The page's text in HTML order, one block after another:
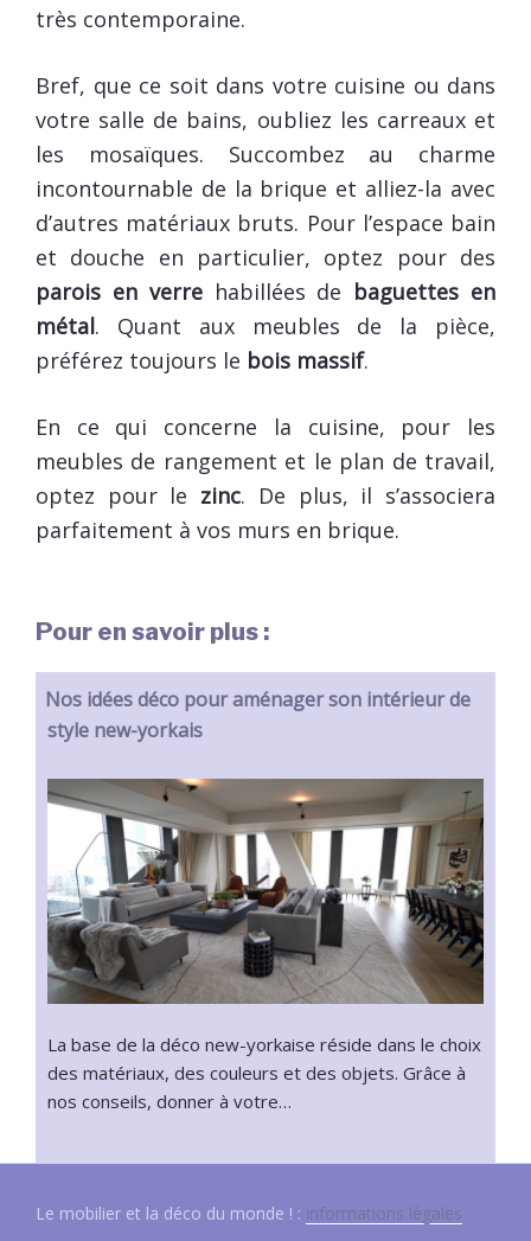
très contemporaine.
Bref, que ce soit dans votre cuisine ou dans
votre salle de bains, oubliez les carreaux et
les mosaïques. Succombez au charme
incontournable de la brique et alliez-la avec
d’autres matériaux bruts. Pour l’espace bain
et douche en particulier, optez pour des
parois en verrehabillées de baguettes en
métal. Quant aux meubles de la pièce,
préférez toujours le bois massif.
En ce qui concerne la cuisine, pour les
meubles de rangement et le plan de travail,
optez pour le zinc. De plus, il s’associera
parfaitement à vos murs en brique.
Pour en savoir plus :
Nos idées déco pour aménager son intérieur de
style new-yorkais
La base de la déco new-yorkaise réside dans le choix
des matériaux, des couleurs et des objets. Grâce à
nos conseils, donner à votre…
Le mobilier et la déco du monde ! : informations légales